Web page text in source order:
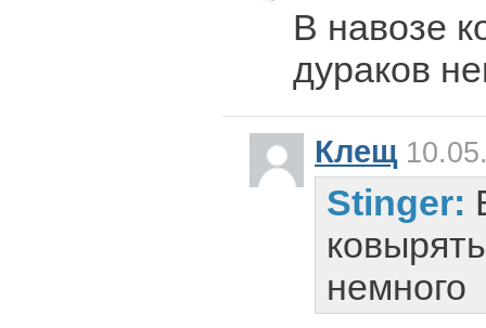
В навозе
дураков
Клещ
Stinger:
немного